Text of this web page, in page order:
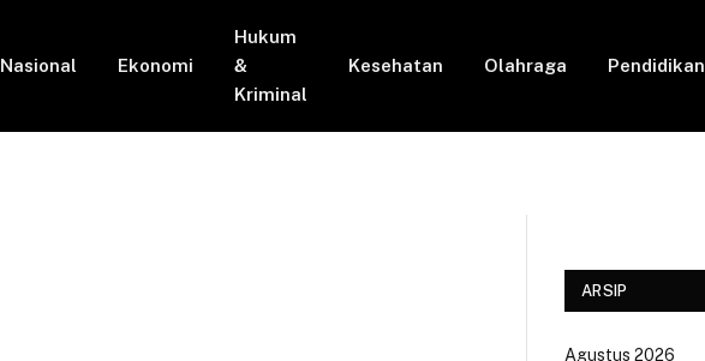
Nasional Ekonomi
Hukum
&
Kriminal
Kesehatan Olahraga Pendidikan
ARSIP
Agustus 2026